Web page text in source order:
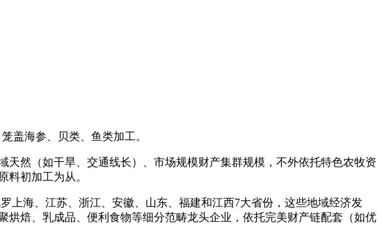
盖海参、贝类、鱼类加工。
然（如干旱、交通线长）、市场规模财产集群规模，不外依托特色农牧资
料初加工为从。
海、江苏、浙江、安徽、山东、福建和江西7大省份，这些地域经济发
焙、乳成品、便利食物等细分范畴龙头企业，依托完美财产链配套（如优